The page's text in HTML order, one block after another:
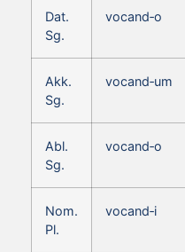
Dat.
Sg.
vocand‑o
Akk.
Sg.
vocand‑um
Abl.
Sg.
vocand‑o
Nom.
Pl.
vocand‑i